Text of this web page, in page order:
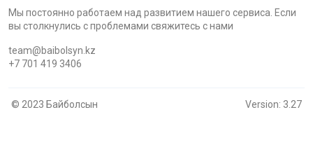
Мы постоянно работаем над развитием нашего сервиса. Если
вы столкнулись с проблемами cвяжитесь с нами
team@baibolsyn.kz
+7 701 419 3406
© 2023 Байболсын Version: 3.27